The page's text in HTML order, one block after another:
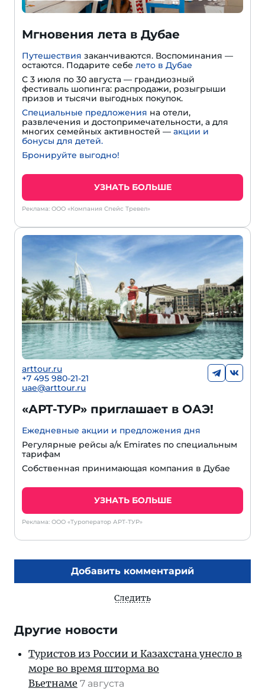
Мгновения лета в Дубае
Путешествия заканчиваются. Воспоминания —
остаются. Подарите себе лето в Дубае
С 3 июля по 30 августа — грандиозный
фестиваль шопинга: распродажи, розыгрыши
призов и тысячи выгодных покупок.
Специальные предложения на отели,
развлечения и достопримечательности, а для
многих семейных активностей — акции и
бонусы для детей.
Бронируйте выгодно!
УЗНАТЬ БОЛЬШЕ
Реклама: ООО «Компания Спейс Тревел»
arttour.ru
+7 495 980-21-21
uae@arttour.ru
«АРТ-ТУР» приглашает в ОАЭ!
Ежедневные акции и предложения дня
Регулярные рейсы а/к Emirates по специальным
тарифам
Собственная принимающая компания в Дубае
УЗНАТЬ БОЛЬШЕ
Реклама: ООО «Туроператор АРТ-ТУР»
Добавить комментарий
Следить
Другие новости
Туристов из России и Казахстана унесло в
море во время шторма во
Вьетнаме 7 августа